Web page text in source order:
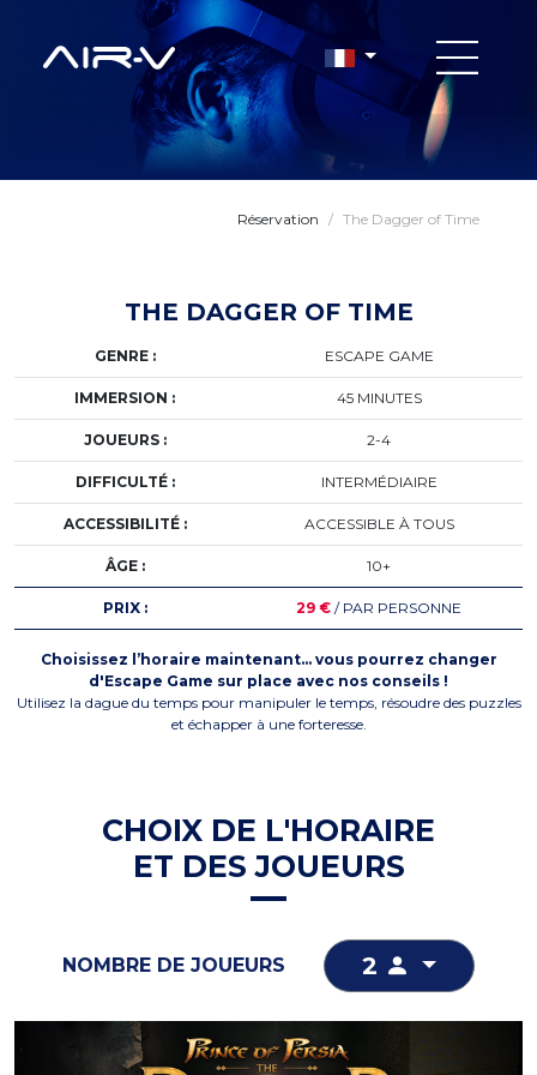
Réservation / The Dagger of Time
THE DAGGER OF TIME
GENRE : ESCAPE GAME
IMMERSION : 45 MINUTES
JOUEURS : 2-4
DIFFICULTÉ : INTERMÉDIAIRE
ACCESSIBILITÉ : ACCESSIBLE À TOUS
ÂGE : 10+
PRIX : 29 € / PAR PERSONNE
Choisissez l’horaire maintenant… vous pourrez changer
d'Escape Game sur place avec nos conseils !
Utilisez la dague du temps pour manipuler le temps, résoudre des puzzles
et échapper à une forteresse.
CHOIX DE L'HORAIRE
ET DES JOUEURS
NOMBRE DE JOUEURS 2